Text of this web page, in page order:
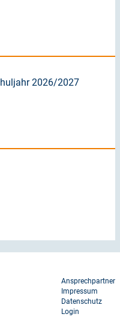
2026/2027
Footer
menu
Ansprechpartner
Impressum
Datenschutz
Login